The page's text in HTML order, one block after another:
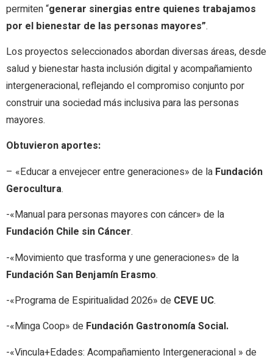
permiten “generar sinergias entre quienes trabajamos
por el bienestar de las personas mayores”.
Los proyectos seleccionados abordan diversas áreas, desde
salud y bienestar hasta inclusión digital y acompañamiento
intergeneracional, reflejando el compromiso conjunto por
construir una sociedad más inclusiva para las personas
mayores.
Obtuvieron aportes:
– «Educar a envejecer entre generaciones» de la Fundación
Gerocultura.
-«Manual para personas mayores con cáncer» de la
Fundación Chile sin Cáncer.
-«Movimiento que trasforma y une generaciones» de la
Fundación San Benjamín Erasmo.
-«Programa de Espiritualidad 2026» de CEVE UC.
-«Minga Coop» de Fundación Gastronomía Social.
-«Vincula+Edades: Acompañamiento Intergeneracional » de